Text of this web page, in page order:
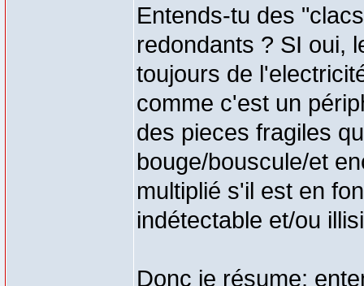
Entends-tu des
redondants ? SI oui,
toujours de
comme c'est un
des pieces fragiles
bouge/bouscule/et
multiplié s'il est en
indétectable et/ou
Donc je résume: